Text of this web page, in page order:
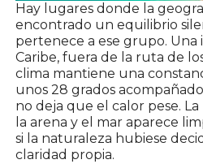
Hay lugares donde la
encontrado un equilibrio
pertenece a ese grupo. Una
Caribe, fuera de la ruta de
clima mantiene una
unos 28 grados
no deja que el calor pese.
la arena y el mar aparece
si la naturaleza hubiese
claridad propia.